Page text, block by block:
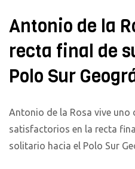
Antonio de la
recta final de
Polo Sur
Antonio de la Rosa vive uno
satisfactorios en la recta
solitario hacia el Polo Sur